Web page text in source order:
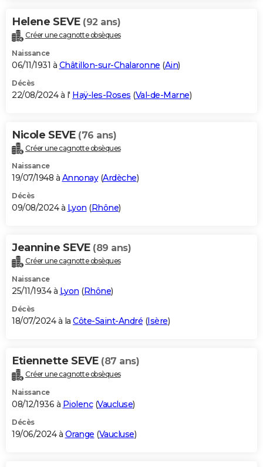
Helene SEVE (92 ans)
Créer une cagnotte obsèques
Naissance
06/11/1931 à Châtillon-sur-Chalaronne (Ain)
Décès
22/08/2024 à l' Haÿ-les-Roses (Val-de-Marne)
Nicole SEVE (76 ans)
Créer une cagnotte obsèques
Naissance
19/07/1948 à Annonay(Ardèche)
Décès
09/08/2024 à Lyon (Rhône)
Jeannine SEVE (89 ans)
Créer une cagnotte obsèques
Naissance
25/11/1934 à Lyon (Rhône)
Décès
18/07/2024 à la Côte-Saint-André (Isère)
Etiennette SEVE (87 ans)
Créer une cagnotte obsèques
Naissance
08/12/1936 à Piolenc(Vaucluse)
Décès
19/06/2024 à Orange (Vaucluse)